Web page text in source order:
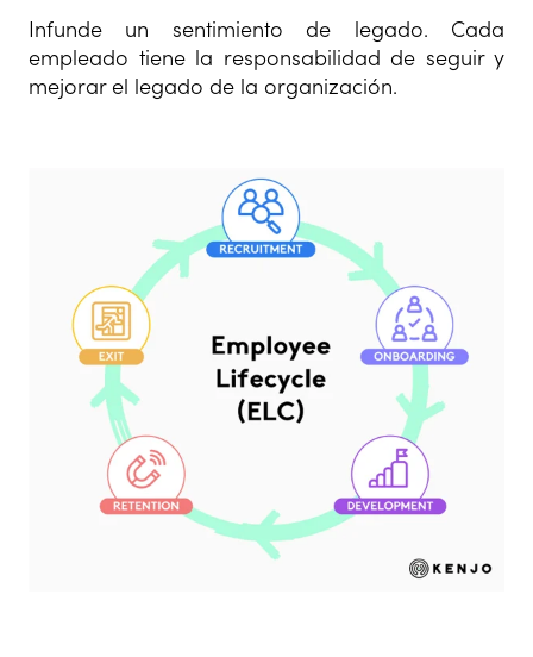
Infunde un sentimiento de legado. Cada
empleado tiene la responsabilidad de seguir y
mejorar el legado de la organización.